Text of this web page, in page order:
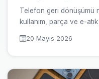
Telefon geri dönüşümü
kullanım, parça ve e-
20 Mayıs 2026